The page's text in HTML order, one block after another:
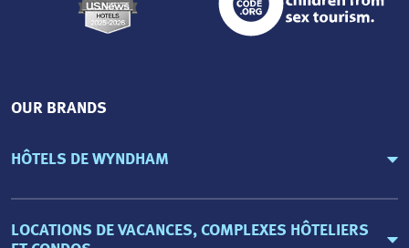
OUR BRANDS
HÔTELS DE WYNDHAM
LOCATIONS DE VACANCES, COMPLEXES HÔTELIERS